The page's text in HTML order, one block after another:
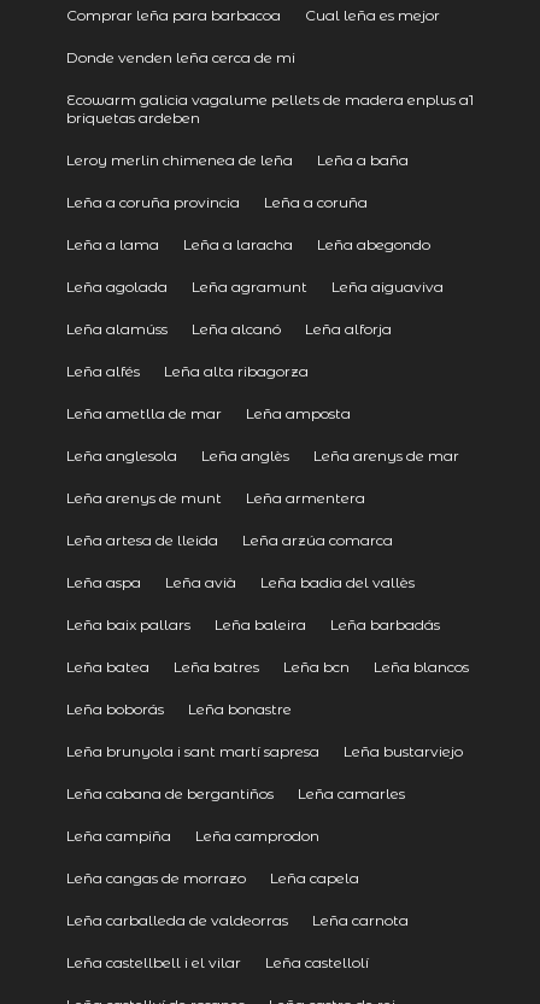
Comprar leña para barbacoa Cual leña es mejor
Donde venden leña cerca de mi
Ecowarm galicia vagalume pellets de madera enplus a1
briquetas ardeben
Leroy merlin chimenea de leña Leña a baña
Leña a coruña provincia Leña a coruña
Leña a lama Leña a laracha Leña abegondo
Leña agolada Leña agramunt Leña aiguaviva
Leña alamúss Leña alcanó Leña alforja
Leña alfés Leña alta ribagorza
Leña ametlla de mar Leña amposta
Leña anglesola Leña anglès Leña arenys de mar
Leña arenys de munt Leña armentera
Leña artesa de lleida Leña arzúa comarca
Leña aspa Leña avià Leña badia del vallès
Leña baix pallars Leña baleira Leña barbadás
Leña batea Leña batres Leña bcn Leña blancos
Leña boborás Leña bonastre
Leña brunyola i sant martí sapresa Leña bustarviejo
Leña cabana de bergantiños Leña camarles
Leña campiña Leña camprodon
Leña cangas de morrazo Leña capela
Leña carballeda de valdeorras Leña carnota
Leña castellbell i el vilar Leña castellolí